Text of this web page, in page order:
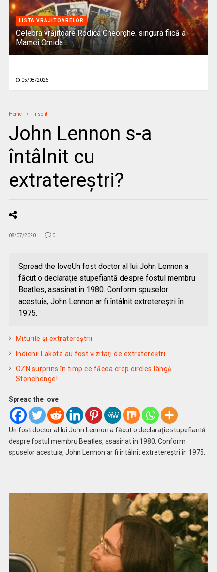
LISTA VRAJITOARELOR
Celebra vrăjitoare Rodica Gheorghe, singura fiică a
Mamei Omida
05/08/2026
Home Insolit
John Lennon s-a
întâlnit cu
extratereştri?
08/07/2020 0
Spread the loveUn fost doctor al lui John Lennon a
făcut o declaraţie stupefiantă despre fostul membru
Beatles, asasinat în 1980. Conform spuselor
acestuia, John Lennon ar fi întâlnit extretereştri în
1975.
Miturile şi extratereştrii
Indienii Lakota au fost vizitaţi de extratereştri
OZN surprins în timp ce făcea crop circles lângă
Stonehenge!
Spread the love
Un fost doctor al lui John Lennon a făcut o declaraţie stupefiantă
despre fostul membru Beatles, asasinat în 1980. Conform
spuselor acestuia, John Lennon ar fi întâlnit extretereştri în 1975.